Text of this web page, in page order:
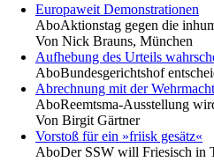
Europaweit Demonstrationen
AboAktionstag gegen die
Von Nick Brauns, München
Aufhebung des Urteils
AboBundesgerichtshof
Abrechnung mit der Wehrmacht
AboReemtsma-Ausstellung
Von Birgit Gärtner
Vorstoß für ein »friisk gesätz«
AboDer SSW will Friesisch in